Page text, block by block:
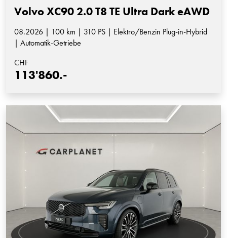
Volvo XC90 2.0 T8 TE Ultra Dark eAWD
08.2026 | 100 km | 310 PS | Elektro/Benzin Plug-in-Hybrid
| Automatik-Getriebe
CHF
113'860.-